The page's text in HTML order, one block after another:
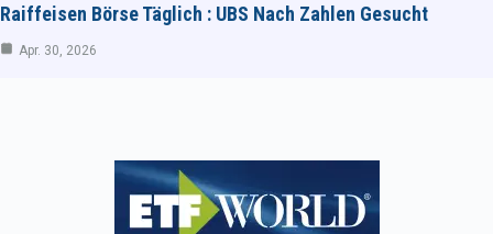
Raiffeisen Börse Täglich : UBS Nach Zahlen Gesucht
Apr. 30, 2026